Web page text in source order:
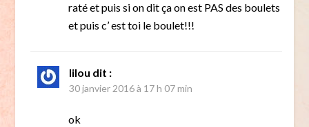
raté et puis si on dit ça on est PAS des boulets
et puis c’ est toi le boulet!!!
lilou dit :
30 janvier 2016 à 17 h 07 min
ok